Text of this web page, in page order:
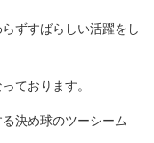
ずすばらしい活躍をし
ております。
決め球のツーシーム